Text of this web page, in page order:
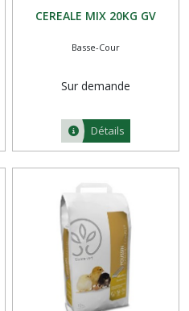
CEREALE MIX 20KG GV
Basse-Cour
Sur demande
Détails